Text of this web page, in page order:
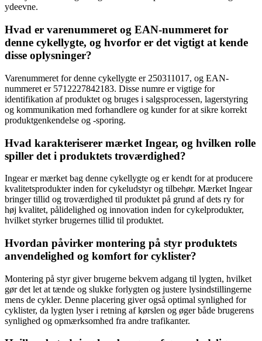
ydeevne.
Hvad er varenummeret og EAN-nummeret for
denne cykellygte, og hvorfor er det vigtigt at kende
disse oplysninger?
Varenummeret for denne cykellygte er 250311017, og EAN-
nummeret er 5712227842183. Disse numre er vigtige for
identifikation af produktet og bruges i salgsprocessen, lagerstyring
og kommunikation med forhandlere og kunder for at sikre korrekt
produktgenkendelse og -sporing.
Hvad karakteriserer mærket Ingear, og hvilken rolle
spiller det i produktets troværdighed?
Ingear er mærket bag denne cykellygte og er kendt for at producere
kvalitetsprodukter inden for cykeludstyr og tilbehør. Mærket Ingear
bringer tillid og troværdighed til produktet på grund af dets ry for
høj kvalitet, pålidelighed og innovation inden for cykelprodukter,
hvilket styrker brugernes tillid til produktet.
Hvordan påvirker montering på styr produktets
anvendelighed og komfort for cyklister?
Montering på styr giver brugerne bekvem adgang til lygten, hvilket
gør det let at tænde og slukke forlygten og justere lysindstillingerne
mens de cykler. Denne placering giver også optimal synlighed for
cyklister, da lygten lyser i retning af kørslen og øger både brugerens
synlighed og opmærksomhed fra andre trafikanter.